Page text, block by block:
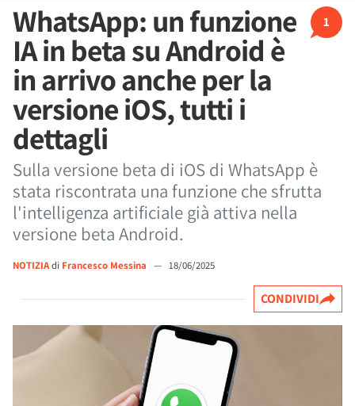
1
WhatsApp: un funzione
IA in beta su Android è
in arrivo anche per la
versione iOS, tutti i
dettagli
Sulla versione beta di iOS di WhatsApp è
stata riscontrata una funzione che sfrutta
l'intelligenza artificiale già attiva nella
versione beta Android.
NOTIZIAdi Francesco Messina — 18/06/2025
CONDIVIDI